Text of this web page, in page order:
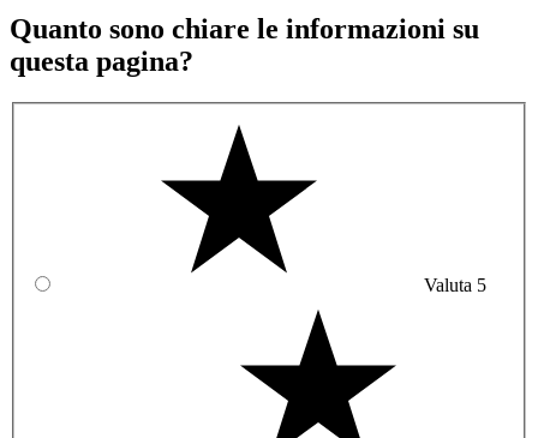
Quanto sono chiare le informazioni su
questa pagina?
Valuta 5